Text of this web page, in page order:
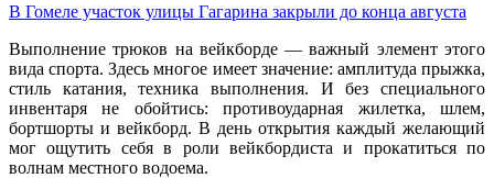
В Гомеле участок улицы Гагарина закрыли до конца августа
Выполнение трюков на вейкборде — важный элемент этого
вида спорта. Здесь многое имеет значение: амплитуда прыжка,
стиль катания, техника выполнения. И без специального
инвентаря не обойтись: противоударная жилетка, шлем,
бортшорты и вейкборд. В день открытия каждый желающий
мог ощутить себя в роли вейкбордиста и прокатиться по
волнам местного водоема.